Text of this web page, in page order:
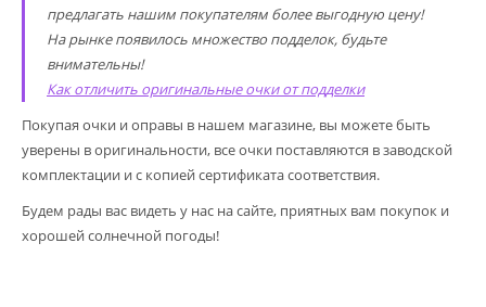
предлагать нашим покупателям более выгодную цену!
На рынке появилось множество подделок, будьте
внимательны!
Как отличить оригинальные очки от подделки
Покупая очки и оправы в нашем магазине, вы можете быть
уверены в оригинальности, все очки поставляются в заводской
комплектации и с копией сертификата соответствия.
Будем рады вас видеть у нас на сайте, приятных вам покупок и
хорошей солнечной погоды!